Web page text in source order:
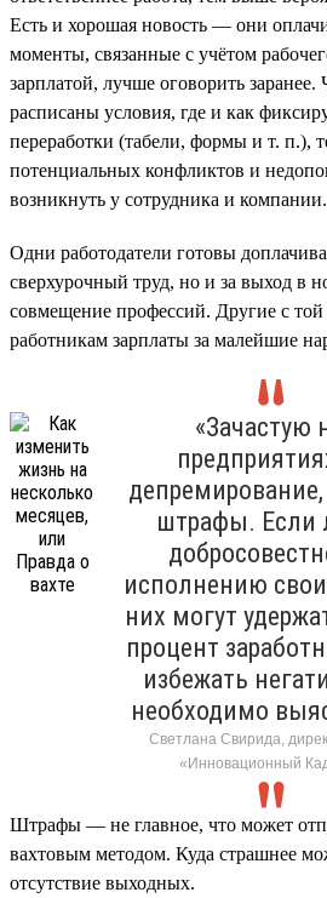
Есть и хорошая новость — они
моменты, связанные с учётом
зарплатой, лучше оговорить
расписаны условия, где и как
переработки (табели, формы и т. п.),
потенциальных конфликтов и
возникнуть у сотрудника и компании.
Одни работодатели готовы
сверхурочный труд, но и за выход в
совмещение профессий. Другие с той
работникам зарплаты за малейшие
«Зачастую
штрафы. Если
исполнению
них могут
процент
избежать
необходимо
Светлана Свирида,
«Инновационный
Штрафы — не главное, что может
вахтовым методом. Куда страшнее
отсутствие выходных.